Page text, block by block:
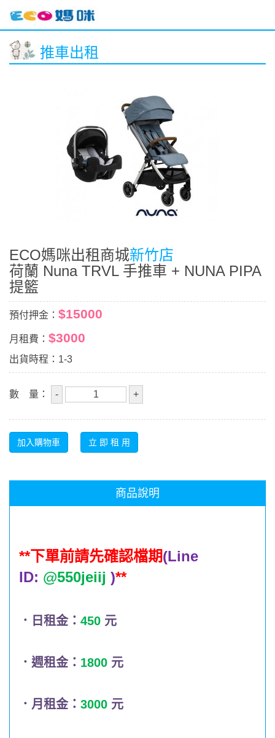
推車出租
ECO媽咪出租商城新竹店
荷蘭 Nuna TRVL 手推車 + NUNA PIPA
提籃
預付押金： $15000
月租費： $3000
出貨時程：1-3
數 量：
商品說明
**下單前請先確認檔期(Line
ID: @550jeiij )**
．日租金： 450 元
．週租金： 1800 元
．月租金： 3000 元